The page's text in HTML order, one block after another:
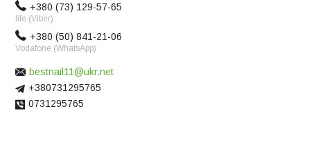
+380 (73) 129-57-65
life (Viber)
+380 (50) 841-21-06
Vodafone (WhatsApp)
bestnail11@ukr.net
+380731295765
0731295765